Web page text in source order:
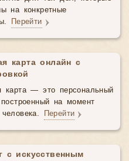
на конкретные
Перейти
карта онлайн с
карта — это персональный
построенный на момент
Перейти
с искусственным